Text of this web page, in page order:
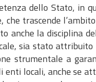
dello Stato, in
trascende
anche la disciplina
sia stato
strumentale a
locali, anche se